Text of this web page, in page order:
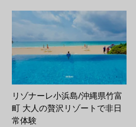
リゾナーレ小浜島/沖縄県竹富
町 大人の贅沢リゾートで非日
常体験